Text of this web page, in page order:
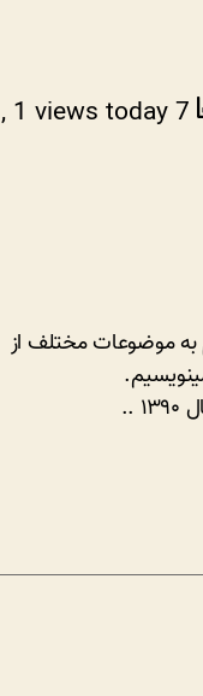
, 1 views today
به موضوعات مختلف از
..